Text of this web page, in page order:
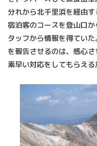
分れから北千里浜を経由
宿泊客のコースを登山口
タッフから情報を得てい
を報告させるのは、感心さ
素早い対応をしてもらえる